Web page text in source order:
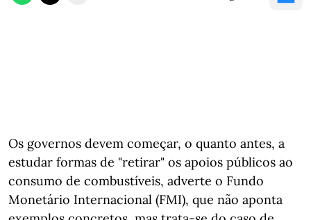
Os governos devem começar, o quanto antes, a
estudar formas de "retirar" os apoios públicos ao
consumo de combustíveis, adverte o Fundo
Monetário Internacional (FMI), que não aponta